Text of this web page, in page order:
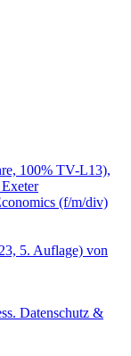
100% TV-L13),
(f/m/div)
5. Auflage) von
Datenschutz &